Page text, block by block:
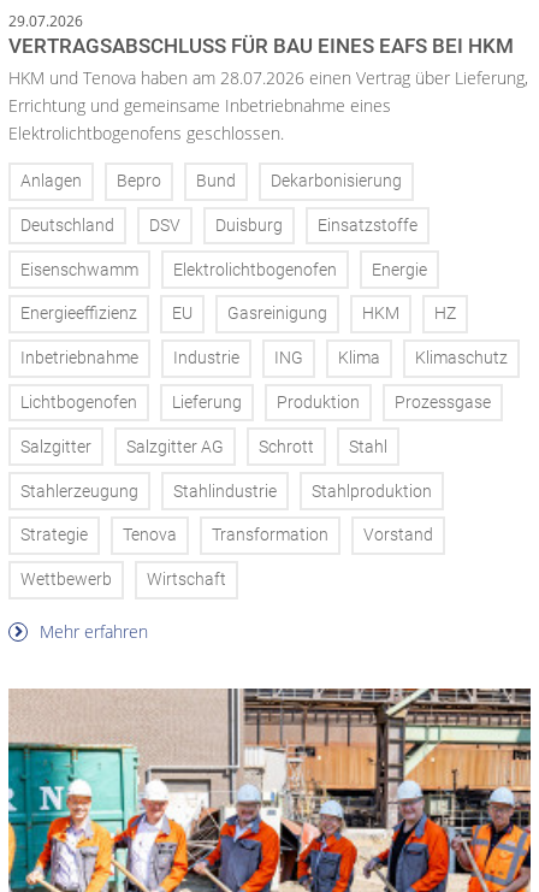
29.07.2026
VERTRAGSABSCHLUSS FÜR BAU EINES EAFS BEI HKM
HKM und Tenova haben am 28.07.2026 einen Vertrag über Lieferung,
Errichtung und gemeinsame Inbetriebnahme eines
Elektrolichtbogenofens geschlossen.
Anlagen Bepro Bund Dekarbonisierung
Deutschland DSV Duisburg Einsatzstoffe
Eisenschwamm Elektrolichtbogenofen Energie
Energieeffizienz EU Gasreinigung HKM HZ
Inbetriebnahme Industrie ING Klima Klimaschutz
Lichtbogenofen Lieferung Produktion Prozessgase
Salzgitter Salzgitter AG Schrott Stahl
Stahlerzeugung Stahlindustrie Stahlproduktion
Strategie Tenova Transformation Vorstand
Wettbewerb Wirtschaft
Mehr erfahren